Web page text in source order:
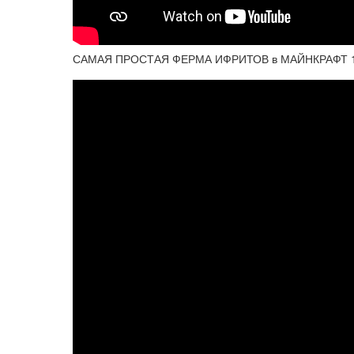
САМАЯ ПРОСТАЯ ФЕРМА ИФРИТОВ в МАЙНКРАФТ